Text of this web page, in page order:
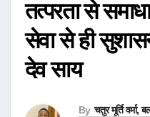
तत्परता से
सेवा से ही
देव साय
By चतुर मूर्ति वर्मा,